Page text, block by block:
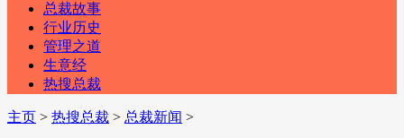
总裁故事
行业历史
管理之道
生意经
热搜总裁
主页 > 热搜总裁 > 总裁新闻 >